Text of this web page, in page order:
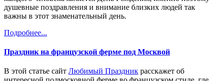
душевные поздравления и внимание близких людей так
важны в этот знаменательный день.
Подробнее...
Праздник на французской ферме под Москвой
В этой статье сайт Любимый Праздник расскажет об